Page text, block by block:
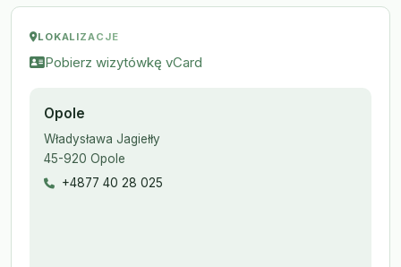
LOKALIZACJE
Pobierz wizytówkę vCard
Opole
Władysława Jagiełły
45-920 Opole
+4877 40 28 025